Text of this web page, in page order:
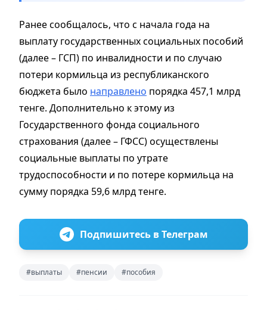
Ранее сообщалось, что с начала года на
выплату государственных социальных пособий
(далее – ГСП) по инвалидности и по случаю
потери кормильца из республиканского
бюджета было направлено порядка 457,1 млрд
тенге. Дополнительно к этому из
Государственного фонда социального
страхования (далее – ГФСС) осуществлены
социальные выплаты по утрате
трудоспособности и по потере кормильца на
сумму порядка 59,6 млрд тенге.
Подпишитесь в Телеграм
#выплаты #пенсии #пособия